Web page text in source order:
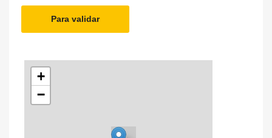
Para validar
+
−